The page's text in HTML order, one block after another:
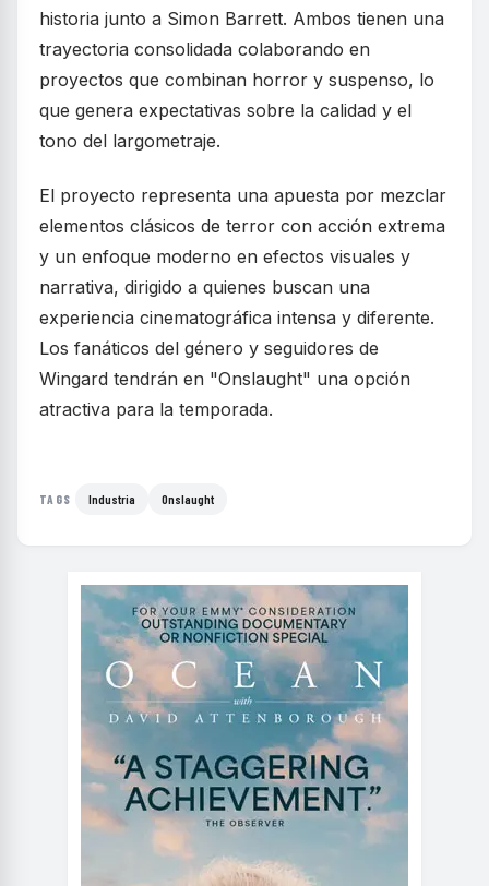
historia junto a Simon Barrett. Ambos tienen una
trayectoria consolidada colaborando en
proyectos que combinan horror y suspenso, lo
que genera expectativas sobre la calidad y el
tono del largometraje.
El proyecto representa una apuesta por mezclar
elementos clásicos de terror con acción extrema
y un enfoque moderno en efectos visuales y
narrativa, dirigido a quienes buscan una
experiencia cinematográfica intensa y diferente.
Los fanáticos del género y seguidores de
Wingard tendrán en "Onslaught" una opción
atractiva para la temporada.
TAGS Industria Onslaught